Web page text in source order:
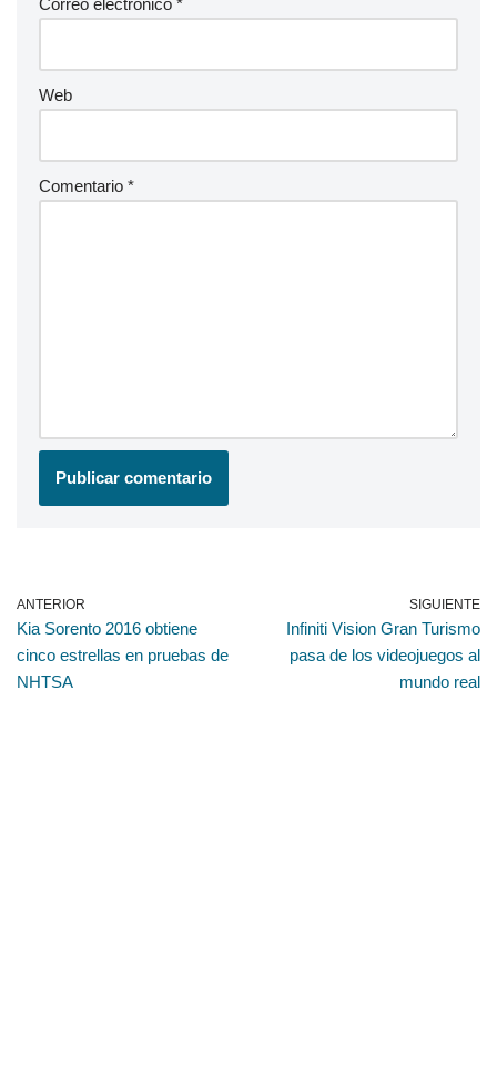
Web
Comentario *
ANTERIOR
Kia Sorento 2016 obtiene
cinco estrellas en pruebas de
NHTSA
SIGUIENTE
Infiniti Vision Gran Turismo
pasa de los videojuegos al
mundo real